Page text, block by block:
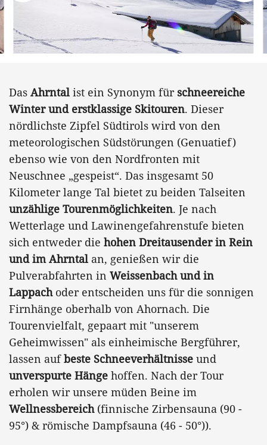
Das Ahrntal ist ein Synonym fürschneereiche
Winter und erstklassige Skitouren. Dieser
nördlichste Zipfel Südtirols wird von den
meteorologischen Südstörungen (Genuatief)
ebenso wie von den Nordfronten mit
Neuschnee „gespeist“. Das insgesamt 50
Kilometer lange Tal bietet zu beiden Talseiten
unzählige Tourenmöglichkeiten. Je nach
Wetterlage und Lawinengefahrenstufe bieten
sich entweder die hohen Dreitausender in Rein
und im Ahrntal an, genießen wir die
Pulverabfahrten in Weissenbach und in
Lappachoder entscheiden uns für die sonnigen
Firnhänge oberhalb von Ahornach. Die
Tourenvielfalt, gepaart mit "unserem
Geheimwissen" als einheimische Bergführer,
lassen aufbeste Schneeverhältnisse und
unverspurte Hänge hoffen. Nach der Tour
erholen wir unsere müden Beine im
Wellnessbereich (finnische Zirbensauna (90 -
95°) & römische Dampfsauna (46 - 50°)).